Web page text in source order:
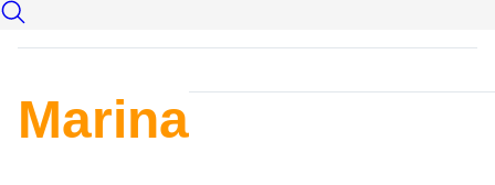
Marina